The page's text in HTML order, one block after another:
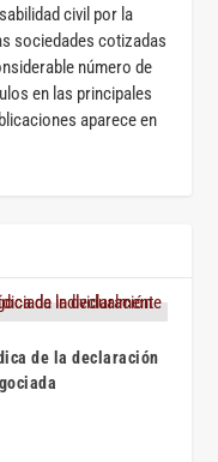
civil por la
sociedades cotizadas
número de
en las principales
aparece en
de la declaración